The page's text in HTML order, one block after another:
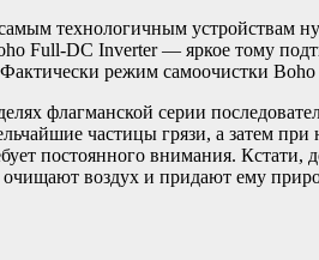
технологичным устройствам
Full-DC Inverter — яркое тому
режим самоочистки
флагманской серии
частицы грязи, а затем
постоянного внимания.
очищают воздух и придают ему